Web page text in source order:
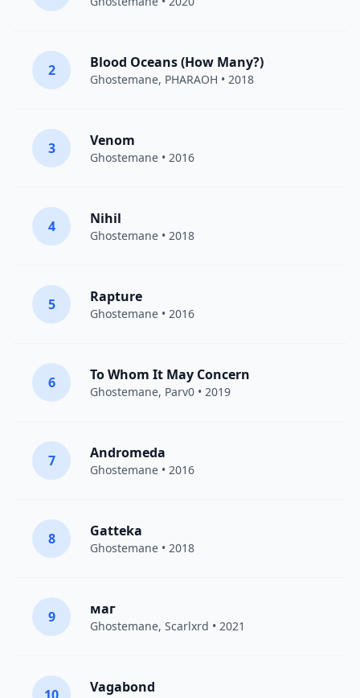
2 Blood Oceans (How Many?)
Ghostemane, PHARAOH • 2018
3 Venom
Ghostemane • 2016
4 Nihil
Ghostemane • 2018
5 Rapture
Ghostemane • 2016
6 To Whom It May Concern
Ghostemane, Parv0 • 2019
7 Andromeda
Ghostemane • 2016
8 Gatteka
Ghostemane • 2018
9 маг
Ghostemane, Scarlxrd • 2021
Vagabond